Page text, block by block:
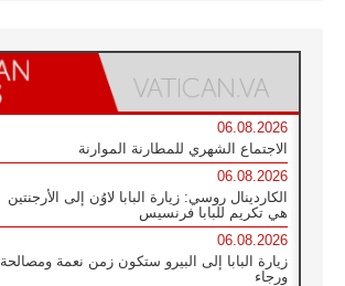
06.08.2026
الاجتماع الشهري للمطارنة الموارنة
06.08.2026
الكاردينال روسي: زيارة البابا لاوُن إلى الأرجنتين
هي تكريم للبابا فرنسيس
06.08.2026
زيارة البابا إلى البيرو ستكون زمن نعمة ومصالحة
ورجاء